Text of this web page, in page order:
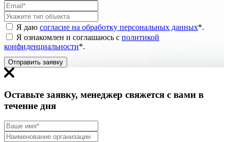
Я даю согласие на обработку персональных данных*.
Я ознакомлен и соглашаюсь с политикой
конфиденциальности*.
Отправить заявку
Оставьте заявку, менеджер свяжется с вами в
течение дня